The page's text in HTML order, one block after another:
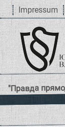
Impressum